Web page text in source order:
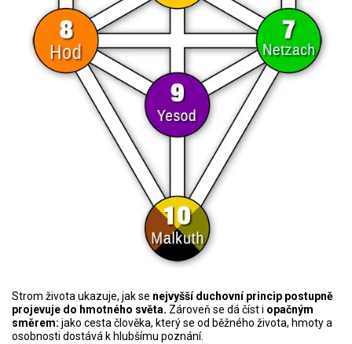
Strom života ukazuje, jak se nejvyšší duchovní princip postupně
projevuje do hmotného světa. Zároveň se dá číst i opačným
směrem: jako cesta člověka, který se od běžného života, hmoty a
osobnosti dostává k hlubšímu poznání.